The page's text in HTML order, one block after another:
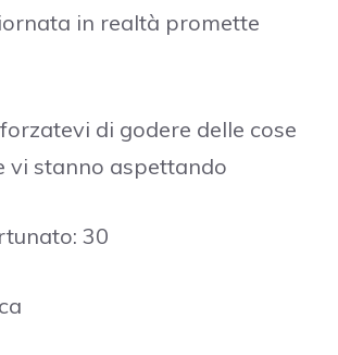
in realtà promette
di godere delle cose
vi stanno aspettando
30